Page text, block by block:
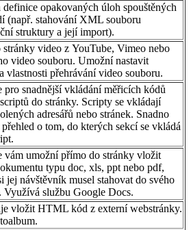
definice opakovaných úloh spouštěných
(např. stahování XML souboru
struktury a její import).
video z YouTube, Vimeo nebo
video souboru. Umožní nastavit
vlastnosti přehrávání video souboru.
pro snadnější vkládání měřicích kódů
do stránky. Scripty se vkládají
adresářů nebo stránek. Snadno
přehled o tom, do kterých sekcí se vkládá
vám umožní přímo do stránky vložit
typu doc, xls, ppt nebo pdf,
jej návštěvník musel stahovat do svého
Využívá službu Google Docs.
vložit HTML kód z externí webstránky.